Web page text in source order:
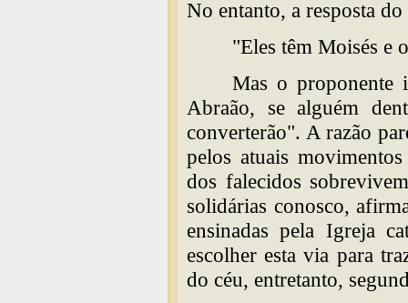
No entanto, a resposta do
"Eles têm Moisés e
Mas o proponente
Abraão, se alguém
converterão". A razão
pelos atuais
dos falecidos
solidárias conosco,
ensinadas pela Igreja
escolher esta via para
do céu, entretanto,